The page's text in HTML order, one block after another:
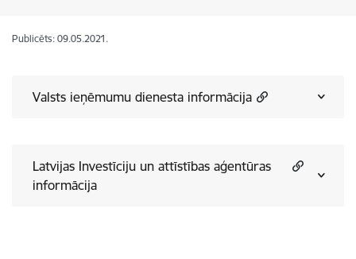
Publicēts: 09.05.2021.
Valsts ieņēmumu dienesta informācija
Latvijas Investīciju un attīstības aģentūras
informācija